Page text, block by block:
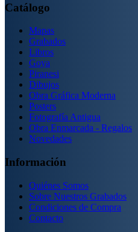
Catálogo
Mapas
Grabados
Libros
Goya
Piranesi
Dibujos
Obra Gráfica Moderna
Posters
Fotografía Antigua
Obra Enmarcada - Regalos
Novedades
Información
Quiénes Somos
Sobre Nuestros Grabados
Condiciones de Compra
Contacto